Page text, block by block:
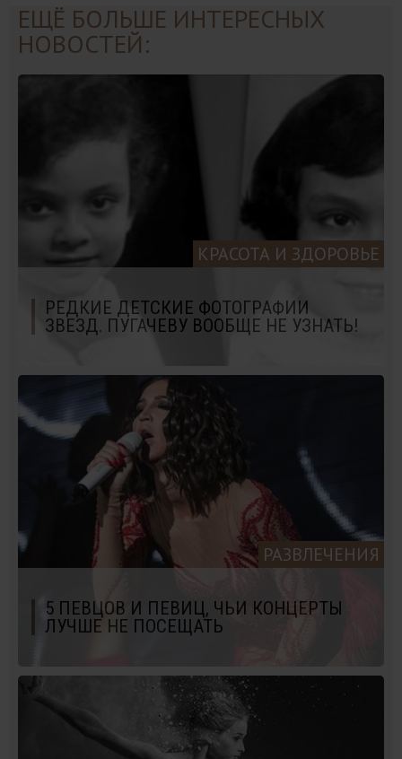
ЕЩЁ БОЛЬШЕ ИНТЕРЕСНЫХ
НОВОСТЕЙ:
КРАСОТА И ЗДОРОВЬЕ
РЕДКИЕ ДЕТСКИЕ ФОТОГРАФИИ
ЗВЕЗД. ПУГАЧЕВУ ВООБЩЕ НЕ УЗНАТЬ!
РАЗВЛЕЧЕНИЯ
5 ПЕВЦОВ И ПЕВИЦ, ЧЬИ КОНЦЕРТЫ
ЛУЧШЕ НЕ ПОСЕЩАТЬ